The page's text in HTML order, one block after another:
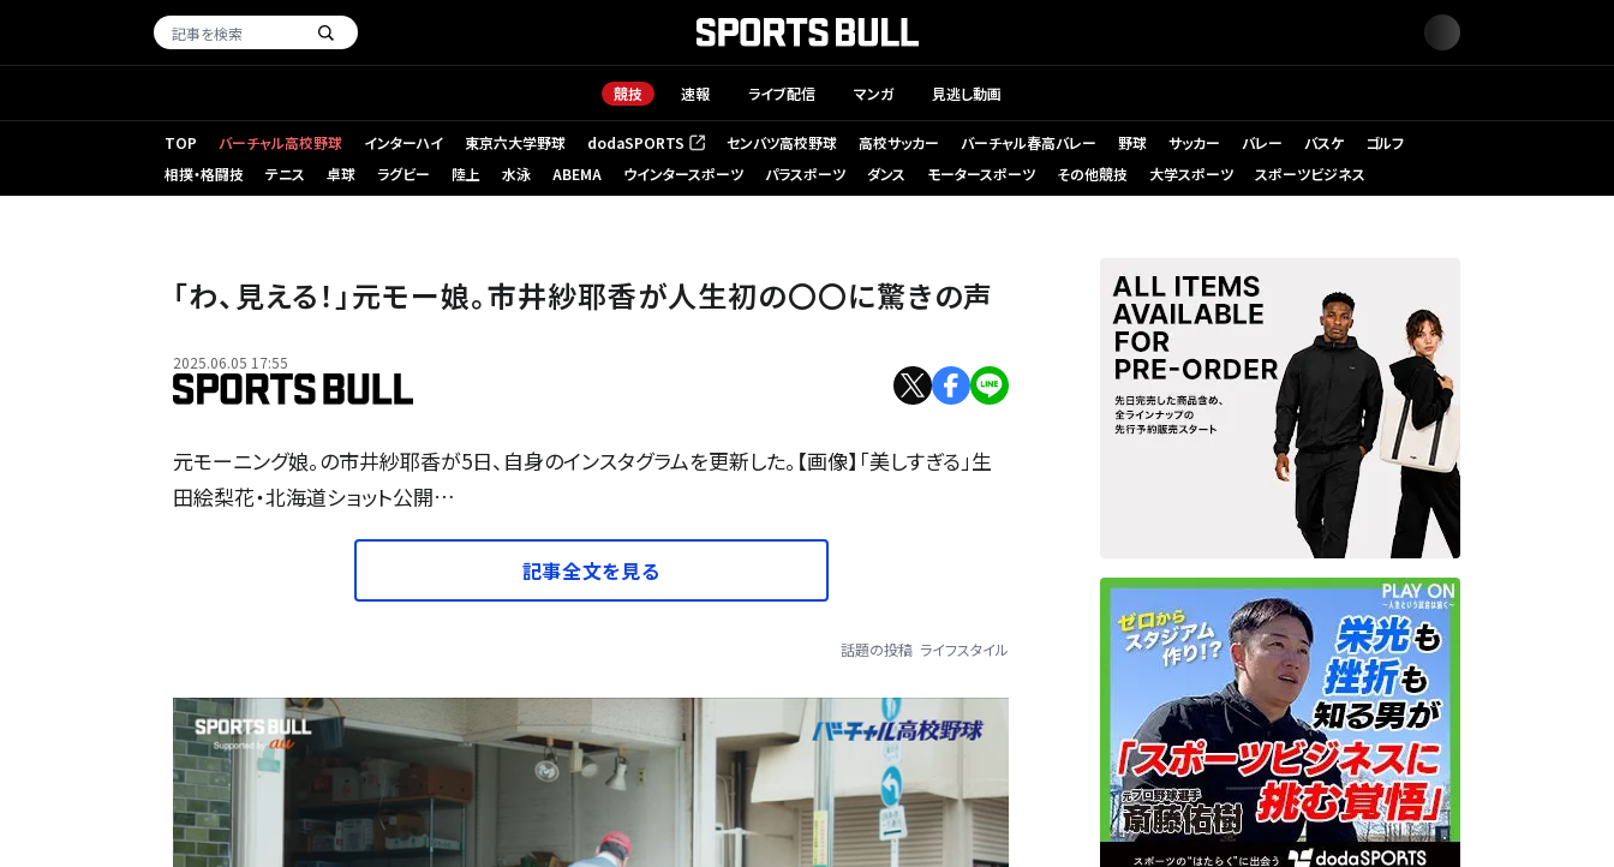
競技 速報 ライブ配信 マンガ 見逃し動画
TOP バーチャル高校野球 インターハイ 東京六大学野球 dodaSPORTS
（新しいタブで開く） センバツ高校野球 高校サッカー バーチャル春高バレー 野球 サッカー バレー バスケ
ゴルフ
相撲・格闘技
テニス 卓球 ラグビー 陸上 水泳 ABEMA ウインタースポーツ パラスポーツ ダンス モータースポーツ その他競技 大学スポーツ スポーツビジネス
「わ、見える！」元モー娘。市井紗耶香が人生初の〇〇に驚きの声
2025.06.05 17:55
元モーニング娘。の市井紗耶香が5日、自身のインスタグラムを更新した。【画像】「美しすぎる」生
田絵梨花・北海道ショット公開…
記事全文を見る
話題の投稿 ライフスタイル